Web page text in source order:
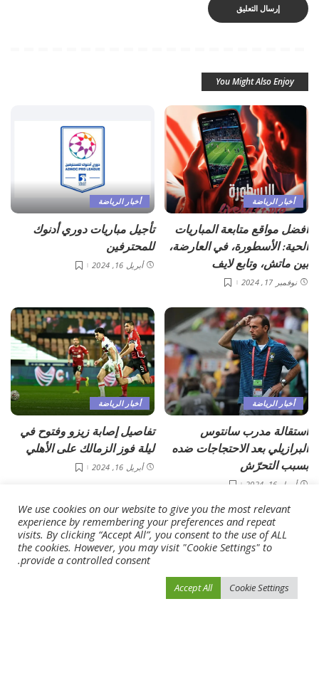
You Might Also Enjoy
أخبار الرياضة
أفضل مواقع متابعة المباريات
الحية: الأسطورة، في العارضة،
بين ماتش، وتابع لايف
نوفمبر 17, 2024
أخبار الرياضة
تأجيل مباريات دوري أدنوك
للمحترفين
أبريل 16, 2024
أخبار الرياضة
استقالة مدرب سانتوس
البرازيلي بعد الاحتجاجات ضده
بسبب التحرّش
أبريل 16, 2024
أخبار الرياضة
تفاصيل إصابة زيزو وفتوح في
ليلة فوز الزمالك على الأهلي
أبريل 16, 2024
Load More
المنتخب الأولمبي يخسر أمام مصر في «غرب آسيا»
We use cookies on our website to give you the most relevant
experience by remembering your preferences and repeat
visits. By clicking “Accept All”, you consent to the use of ALL
the cookies. However, you may visit "Cookie Settings" to
provide a controlled consent.
Cookie Settings
Accept All